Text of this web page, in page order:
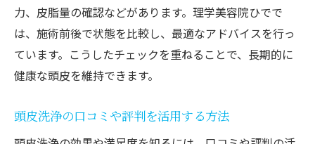
力、皮脂量の確認などがあります。理学美容院ひでで
は、施術前後で状態を比較し、最適なアドバイスを行っ
ています。こうしたチェックを重ねることで、長期的に
健康な頭皮を維持できます。
頭皮洗浄の口コミや評判を活用する方法